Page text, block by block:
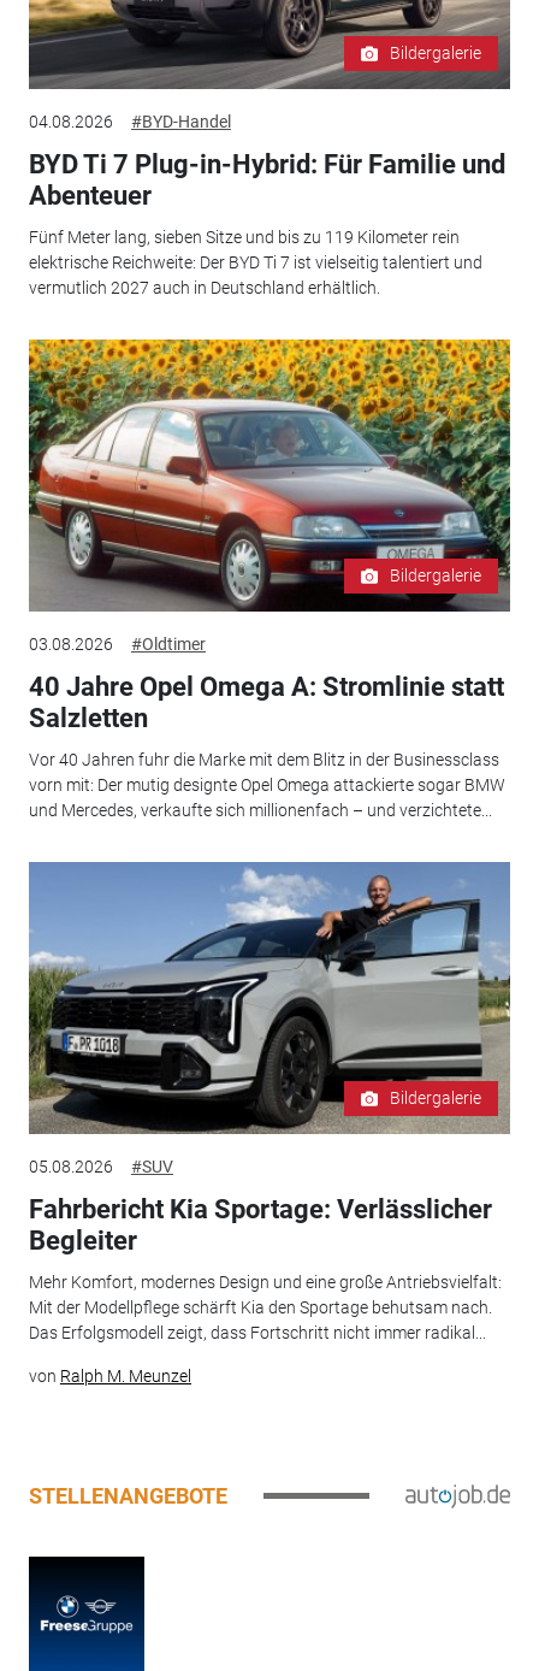
Bildergalerie
04.08.2026 #BYD-Handel
BYD Ti 7 Plug-in-Hybrid: Für Familie und
Abenteuer
Fünf Meter lang, sieben Sitze und bis zu 119 Kilometer rein
elektrische Reichweite: Der BYD Ti 7 ist vielseitig talentiert und
vermutlich 2027 auch in Deutschland erhältlich.
Bildergalerie
03.08.2026 #Oldtimer
40 Jahre Opel Omega A: Stromlinie statt
Salzletten
Vor 40 Jahren fuhr die Marke mit dem Blitz in der Businessclass
vorn mit: Der mutig designte Opel Omega attackierte sogar BMW
und Mercedes, verkaufte sich millionenfach – und verzichtete...
Bildergalerie
05.08.2026 #SUV
Fahrbericht Kia Sportage: Verlässlicher
Begleiter
Mehr Komfort, modernes Design und eine große Antriebsvielfalt:
Mit der Modellpflege schärft Kia den Sportage behutsam nach.
Das Erfolgsmodell zeigt, dass Fortschritt nicht immer radikal...
von Ralph M. Meunzel
STELLENANGEBOTE